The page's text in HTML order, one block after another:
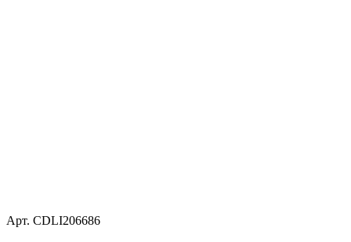
Арт. CDLI206686